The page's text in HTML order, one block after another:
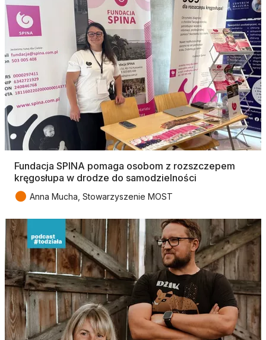
Fundacja SPINA pomaga osobom z rozszczepem
kręgosłupa w drodze do samodzielności
● Anna Mucha, Stowarzyszenie MOST